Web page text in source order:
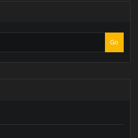
Go